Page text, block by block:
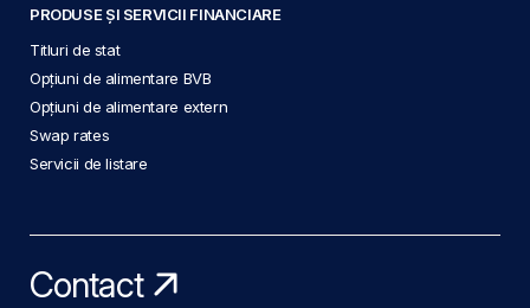
PRODUSE ȘI SERVICII FINANCIARE
Titluri de stat
Opțiuni de alimentare BVB
Opțiuni de alimentare extern
Swap rates
Servicii de listare
Contact